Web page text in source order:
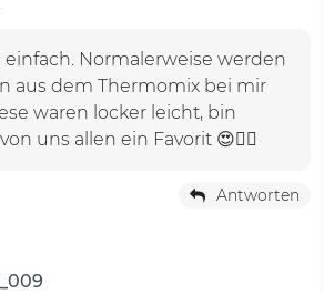
einfach. Normalerweise werden
aus dem Thermomix bei mir
waren locker leicht, bin
uns allen ein Favorit 😍🙋‍♀️
Antworten